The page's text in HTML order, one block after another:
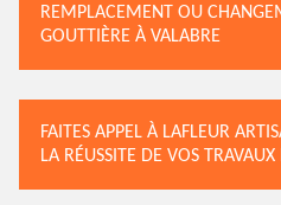
REMPLACEMENT OU
GOUTTIÈRE À VALABRE
FAITES APPEL À LAFLEUR
LA RÉUSSITE DE VOS